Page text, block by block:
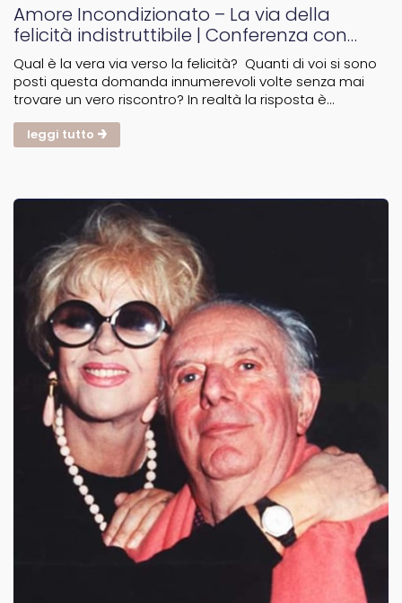
Amore Incondizionato – La via della
felicità indistruttibile | Conferenza con
Mauro Scardovelli
Qual è la vera via verso la felicità? Quanti di voi si sono
posti questa domanda innumerevoli volte senza mai
trovare un vero riscontro? In realtà la risposta è
incondizionato e come praticarlo? Il tutto potete...
leggi tutto